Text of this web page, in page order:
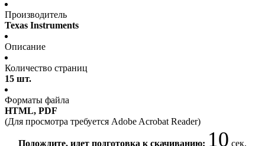
Производитель
Texas Instruments
Описание
Количество страниц
15 шт.
Форматы файла
HTML, PDF
(Для просмотра требуется Adobe Acrobat Reader)
Подождите, идет подготовка к скачиванию: 10 сек.